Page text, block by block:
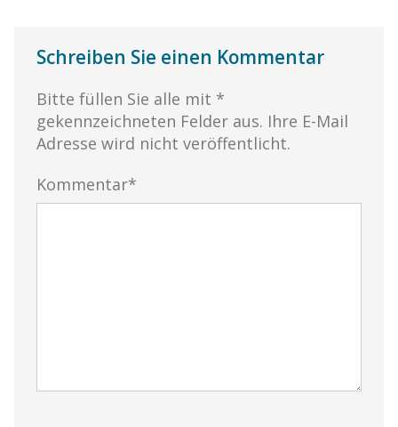
Schreiben Sie einen Kommentar
Bitte füllen Sie alle mit *
gekennzeichneten Felder aus. Ihre E-Mail
Adresse wird nicht veröffentlicht.
Kommentar*